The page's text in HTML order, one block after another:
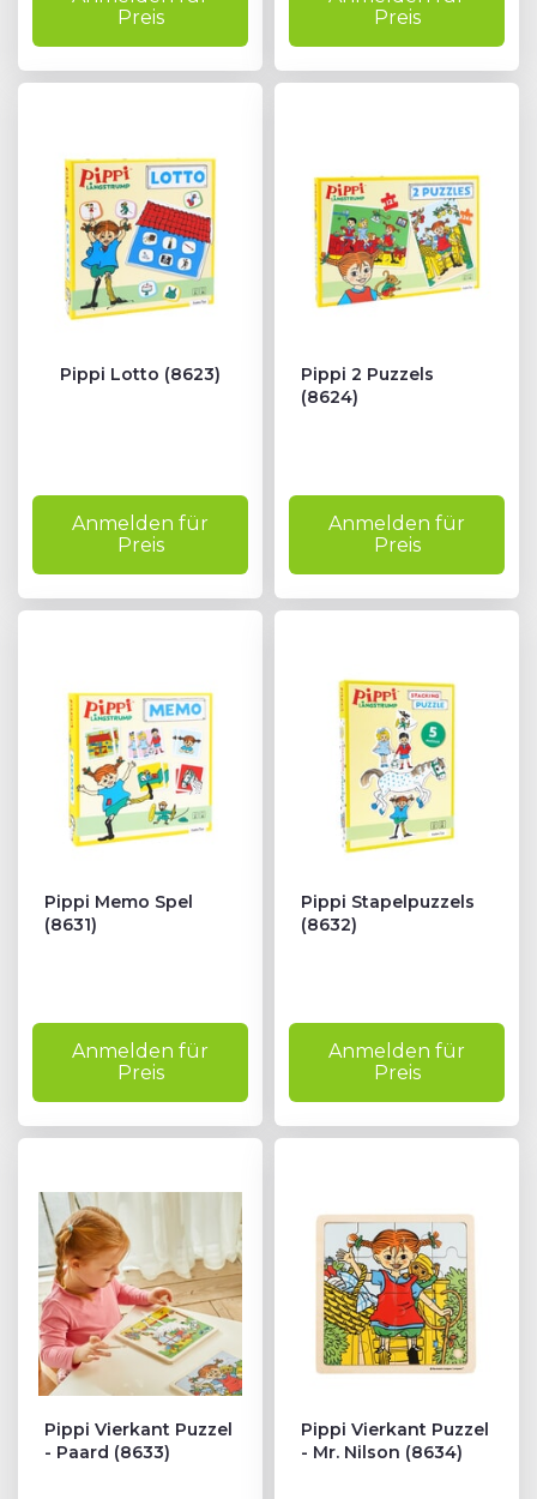
Preis
Preis
Pippi Lotto (8623)
Anmelden für
Preis
Pippi 2 Puzzels
(8624)
Anmelden für
Preis
Pippi Memo Spel
(8631)
Anmelden für
Preis
Pippi Stapelpuzzels
(8632)
Anmelden für
Preis
Pippi Vierkant Puzzel
- Paard (8633)
Pippi Vierkant Puzzel
- Mr. Nilson (8634)